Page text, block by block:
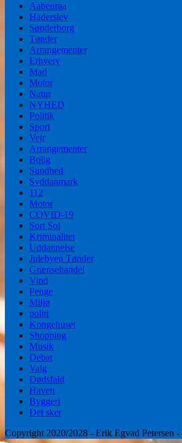
Aabenraa
Haderslev
Sønderborg
Tønder
Arrangementer
Erhverv
Mad
Motor
Natur
NYHED
Politik
Sport
Vejr
Arrangementer
Bolig
Sundhed
Syddanmark
112
Motor
COVID-19
Sort Sol
Kriminalitet
Uddannelse
Julebyen Tønder
Grænsehandel
Vind
Penge
Miljø
politi
Kongehuset
Shopping
Musik
Debat
Valg
Dødsfald
Haven
Byggeri
Det sker
Copyright 2020/2028 - Erik Egvad Petersen